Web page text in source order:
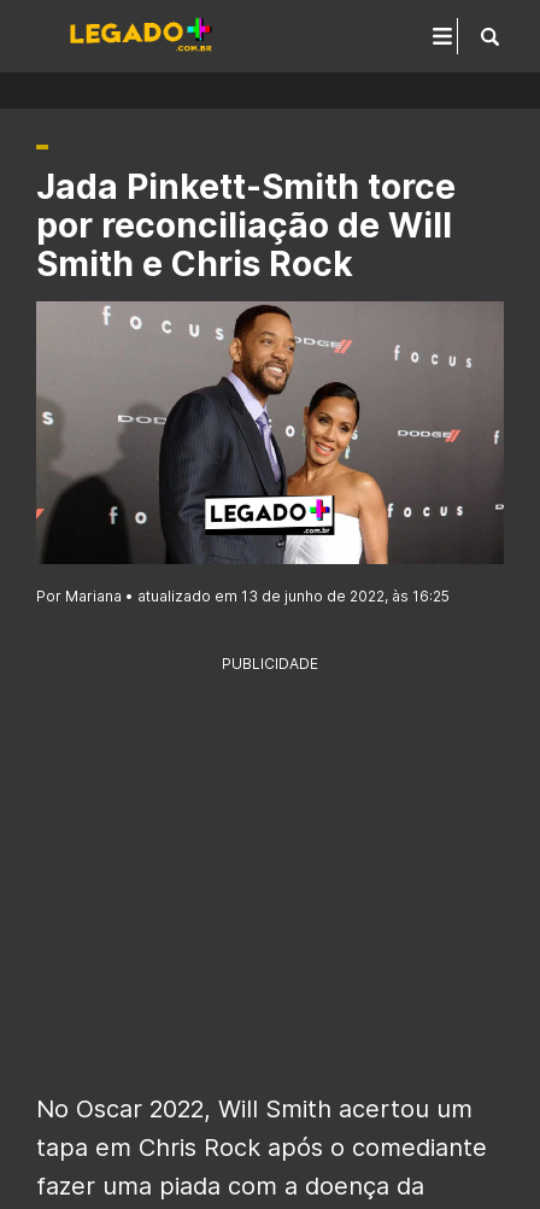
Jada Pinkett-Smith torce
por reconciliação de Will
Smith e Chris Rock
Por Mariana • atualizado em 13 de junho de 2022, às 16:25
PUBLICIDADE
No Oscar 2022, Will Smith acertou um
tapa em Chris Rock após o comediante
fazer uma piada com a doença da